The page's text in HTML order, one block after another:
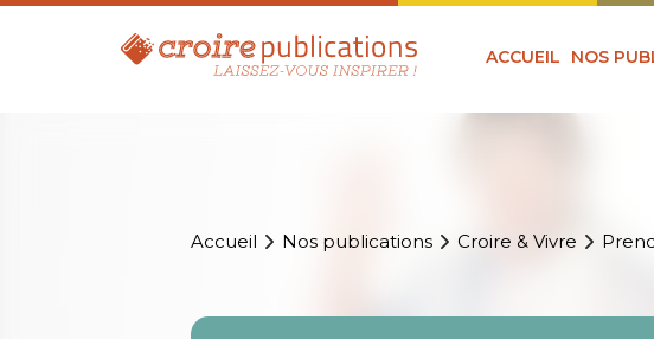
ACCUEIL NOS
Accueil Nos publications Croire & Vivre